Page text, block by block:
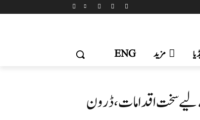
مزید ENG
لیے سخت اقدامات، ڈرون